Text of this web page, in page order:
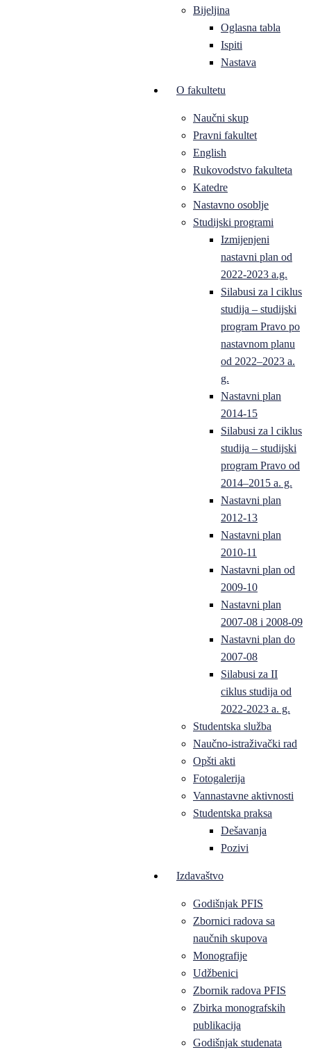
Bijeljina
Oglasna tabla
Ispiti
Nastava
O fakultetu
Naučni skup
Pravni fakultet
English
Rukovodstvo fakulteta
Katedre
Nastavno osoblje
Studijski programi
Izmijenjeni
nastavni plan od
2022-2023 a.g.
Silabusi za l ciklus
studija – studijski
program Pravo po
nastavnom planu
od 2022–2023 a.
g.
Nastavni plan
2014-15
Silabusi za l ciklus
studija – studijski
program Pravo od
2014–2015 a. g.
Nastavni plan
2012-13
Nastavni plan
2010-11
Nastavni plan od
2009-10
Nastavni plan
2007-08 i 2008-09
Nastavni plan do
2007-08
Silabusi za II
ciklus studija od
2022-2023 a. g.
Studentska služba
Naučno-istraživački rad
Opšti akti
Fotogalerija
Vannastavne aktivnosti
Studentska praksa
Dešavanja
Pozivi
Izdavaštvo
Godišnjak PFIS
Zbornici radova sa
naučnih skupova
Monografije
Udžbenici
Zbornik radova PFIS
Zbirka monografskih
publikacija
Godišnjak studenata